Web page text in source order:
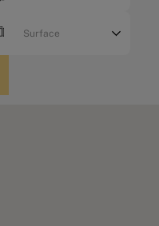
Surface